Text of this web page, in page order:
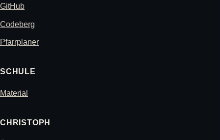
GitHub
Codeberg
Pfarrplaner
SCHULE
Material
CHRISTOPH